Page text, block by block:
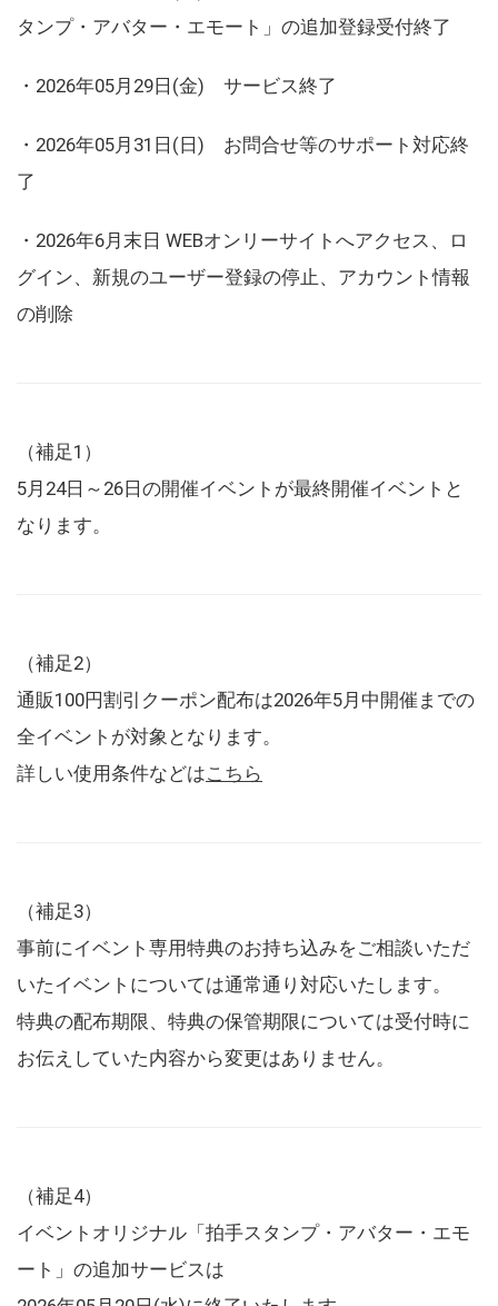
タンプ・アバター・エモート」の追加登録受付終了
・2026年05月29日(金) サービス終了
・2026年05月31日(日) お問合せ等のサポート対応終
了
・2026年6月末日 WEBオンリーサイトへアクセス、ロ
グイン、新規のユーザー登録の停止、アカウント情報
の削除
（補足1）
5月24日～26日の開催イベントが最終開催イベントと
なります。
（補足2）
通販100円割引クーポン配布は2026年5月中開催までの
全イベントが対象となります。
詳しい使用条件などはこちら
（補足3）
事前にイベント専用特典のお持ち込みをご相談いただ
いたイベントについては通常通り対応いたします。
特典の配布期限、特典の保管期限については受付時に
お伝えしていた内容から変更はありません。
（補足4）
イベントオリジナル「拍手スタンプ・アバター・エモ
ート」の追加サービスは